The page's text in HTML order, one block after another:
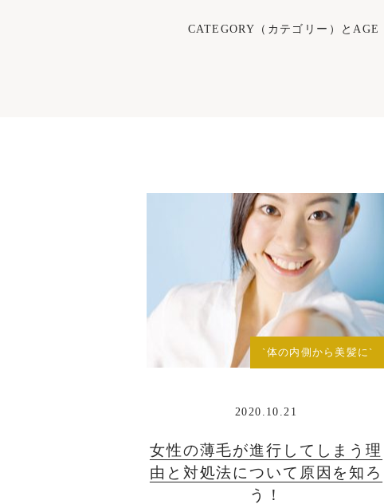
CATEGORY（カテゴリー）と
`体の内側から美髪に`
2020.10.21
女性の薄毛が進行してしまう理
由と対処法について原因を知ろ
う！